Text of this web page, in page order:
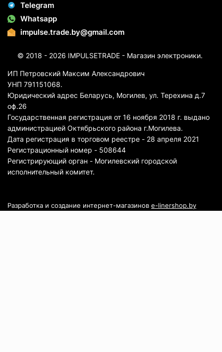
Telegram
Whatsapp
impulse.trade.by@gmail.com
© 2018 - 2026 IMPULSETRADE - Магазин электроники.
ИП Петровский Максим Александрович
УНП 791151068.
Юридический адрес Беларусь, Могилев, ул. Терехина д.7
оф.26
Государственная регистрация от 16 ноября 2018 г. выдано
администрацией Октябрьского района г.Могилева.
Дата регистрация в торговом реестре - 28 апреля 2021
Регистрационный номер - 508644
Регистрирующий орган - Могилевский городской
исполнительный комитет.
Разработка и создание интернет-магазинов e-linershop.by